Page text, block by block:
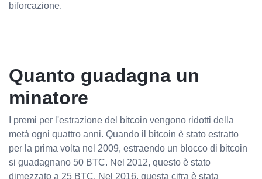
biforcazione.
Quanto guadagna un
minatore
I premi per l'estrazione del bitcoin vengono ridotti della
metà ogni quattro anni. Quando il bitcoin è stato estratto
per la prima volta nel 2009, estraendo un blocco di bitcoin
si guadagnano 50 BTC. Nel 2012, questo è stato
dimezzato a 25 BTC. Nel 2016, questa cifra è stata